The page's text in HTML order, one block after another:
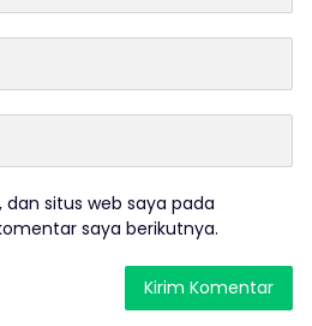
situs web saya pada
saya berikutnya.